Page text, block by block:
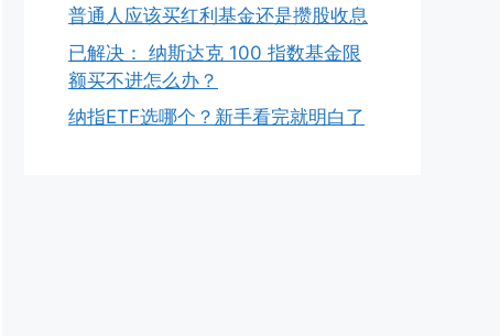
普通人应该买红利基金还是攒股收息
已解决： 纳斯达克 100 指数基金限
额买不进怎么办？
纳指ETF选哪个？新手看完就明白了